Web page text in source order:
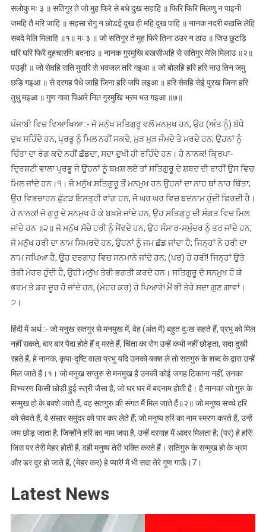
सलोकु मः ३ ॥ सतिगुर ते जो मुह फिरे से बधे दुख सहाहि ॥ फिरि फिरि मिलणु न पाइनी
जमहि तै मरि जाहि ॥ सहसा रोगु न छोडई दुख ही महि दुख पाहि ॥ नानक नदरी बखसि लेहि
सबदे मेलि मिलाहि ॥१॥ मः ३ ॥ जो सतिगुर ते मुह फिरे तिना ठउर न ठाउ ॥ जिउ छुटड़ि
घरि घरि फिरै दुहचारणि बदनाउ ॥ नानक गुरमुखि बखसीअहि से सतिगुर मेलि मिलाउ ॥२॥
पउड़ी ॥ जो सेवहि सति मुरारि से भवजल तरि गइआ ॥ जो बोलहि हरि हरि नाउ तिन जमु
छडि गइआ ॥ से दरगह पैधे जाहि जिना हरि जपि लइआ ॥ हरि सेवहि सेई पुरख जिना हरि
तुधु मइआ ॥ गुण गावा पिआरे नित गुरमुखि भ्रम भउ गइआ ॥७॥
ਪੰਜਾਬੀ ਵਿਚ ਵਿਆਖਿਆ :- ਜੋ ਮਨੁੱਖ ਸਤਿਗੁਰੂ ਵਲੋਂ ਮਨਮੁਖ ਹਨ, ਉਹ (ਅੰਤ ਨੂੰ) ਬੱਧੇ
ਦੁਖ ਸਹਿੰਦੇ ਹਨ, ਪ੍ਰਭੂ ਨੂੰ ਮਿਲ ਨਹੀਂ ਸਕਦੇ, ਮੁੜ ਮੁੜ ਜੰਮਦੇ ਤੇ ਮਰਦੇ ਹਨ; ਉਹਨਾਂ ਨੂੰ
ਚਿੰਤਾ ਦਾ ਰੋਗ ਕਦੇ ਨਹੀਂ ਛੱਡਦਾ, ਸਦਾ ਦੁਖੀ ਹੀ ਰਹਿੰਦੇ ਹਨ। ਹੇ ਨਾਨਕ! ਕ੍ਰਿਪਾ-
ਦ੍ਰਿਸ਼ਟੀ ਵਾਲਾ ਪ੍ਰਭੂ ਜੇ ਉਹਨਾਂ ਨੂੰ ਬਖ਼ਸ਼ ਲਏ ਤਾਂ ਸਤਿਗੁਰੂ ਦੇ ਸ਼ਬਦ ਦੀ ਰਾਹੀਂ ਉਸ ਵਿਚ
ਮਿਲ ਜਾਂਦੇ ਹਨ।੧। ਜੋ ਮਨੁੱਖ ਸਤਿਗੁਰੂ ਤੋਂ ਮਨਮੁਖ ਹਨ ਉਹਨਾਂ ਦਾ ਨਾਹ ਥਾਂ ਨਾਹ ਥਿੱਤਾ;
ਉਹ ਵਿਭਚਾਰਨ ਛੁੱਟੜ ਇਸਤ੍ਰੀ ਵਾਂਗ ਹਨ, ਜੋ ਘਰ ਘਰ ਵਿਚ ਬਦਨਾਮ ਹੁੰਦੀ ਫਿਰਦੀ ਹੈ।
ਹੇ ਨਾਨਕ! ਜੋ ਗੁਰੂ ਦੇ ਸਨਮੁਖ ਹੋ ਕੇ ਬਖ਼ਸ਼ੇ ਜਾਂਦੇ ਹਨ, ਉਹ ਸਤਿਗੁਰੂ ਦੀ ਸੰਗਤ ਵਿਚ ਮਿਲ
ਜਾਂਦੇ ਹਨ ॥੨॥ ਜੋ ਮਨੁੱਖ ਸੱਚੇ ਹਰੀ ਨੂੰ ਸੇਂਵਦੇ ਹਨ, ਉਹ ਸੰਸਾਰ-ਸਮੁੰਦਰ ਨੂੰ ਤਰ ਜਾਂਦੇ ਹਨ,
ਜੋ ਮਨੁੱਖ ਹਰੀ ਦਾ ਨਾਮ ਸਿਮਰਦੇ ਹਨ, ਉਹਨਾਂ ਨੂੰ ਜਮ ਛੱਡ ਜਾਂਦਾ ਹੈ; ਜਿਨ੍ਹਾਂ ਨੇ ਹਰੀ ਦਾ
ਨਾਮ ਜਪਿਆ ਹੈ, ਉਹ ਦਰਗਾਹ ਵਿਚ ਸਨਮਾਨੇ ਜਾਂਦੇ ਹਨ; (ਪਰ) ਹੇ ਹਰੀ! ਜਿਨ੍ਹਾਂ ਉਤੇ
ਤੇਰੀ ਮੇਹਰ ਹੁੰਦੀ ਹੈ, ਉਹੀ ਮਨੁੱਖ ਤੇਰੀ ਭਗਤੀ ਕਰਦੇ ਹਨ। ਸਤਿਗੁਰੂ ਦੇ ਸਨਮੁਖ ਹੋ ਕੇ
ਭਰਮ ਤੇ ਡਰ ਦੂਰ ਹੋ ਜਾਂਦੇ ਹਨ, (ਮੇਹਰ ਕਰ) ਹੇ ਪਿਆਰੇ! ਮੈਂ ਭੀ ਤੇਰੇ ਸਦਾ ਗੁਣ ਗਾਵਾਂ।
੭।
हिंदी में अर्थ :- जो मनुख सतगुर से मनमुख में, वेह (अंत में) बहुत दुःख सहते हैं, प्रभु को मिल
नहीं सकते, बार बार पैदा होते हैं व् मरते हैं, चिंता का रोग उन्हें कभी नहीं छोड़ता, सदा दुखी
रहते हैं, हे नानक, कृपा-दृष्टि वाला प्रभु यदि उनको बक्श ले तो सतगुरु के शब्द के द्वारा उन्हें
मिल जाते हैं।१। जो मनुख सग्तुरु से मनमुख हैं उनकी कोई जगह टिकाना नहीं; उनका
विभ्चरण किसी छोड़ी हुई स्त्री जैसा है, जो घर घर में बदनाम होती है। है नानक! जो गुरु के
सन्मुख हो के बक्शे जाते हैं, वह सतगुरु की संगत मैं मिल जाते हैं॥२॥ जो मनुष्य सच्चे हरि
को सेवते हैं, वे संसार समुंदर को पार कर लेते हैं; जो मनुष्य हरि का नाम स्मरण करते हैं, उन्हें
जम छोड़ जाता है; जिन्होंने हरि का नाम जपा है, उन्हें दरगाह में आदर मिलता है; (पर) हे हरि!
जिस पर तेरी मेहर होती है, वही मनुष्य तेरी भक्ति करते हैं। सतिगुरु के सन्मुख हो के भ्रम
और डर दूर हो जाते हैं, (मेहर कर) हे प्यारे! मैं भी सदा तेरे गुण गाऊँ।7।
Latest News